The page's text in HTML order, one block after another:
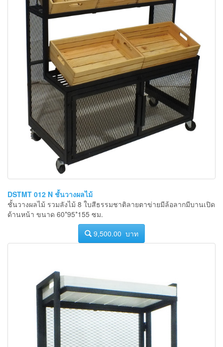
DSTMT 012 N ชั้นวางผลไม้
ชั้นวางผลไม้ รวมลังไม้ 8 ใบสีธรรมชาติลายตาข่ายมีล้อลากมีบานเปิด
ด้านหน้า ขนาด 60*95*155 ซม.
9,500.00 บาท